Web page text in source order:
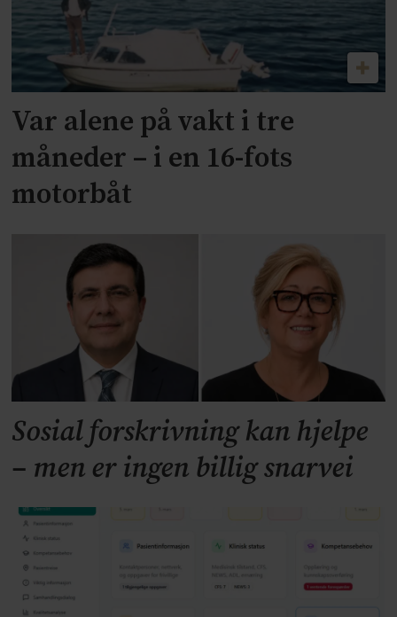
Var alene på vakt i tre
måneder – i en 16-fots
motorbåt
Sosial forskrivning kan hjelpe
– men er ingen billig snarvei